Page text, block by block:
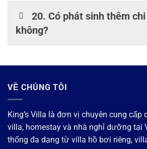
20. Có phát sinh thêm
không?
VỀ CHÚNG TÔI
King’s Villa là đơn vị chuyên cung cấp
villa, homestay và nhà nghỉ dưỡng tại
thống đa dạng từ villa hồ bơi riêng,